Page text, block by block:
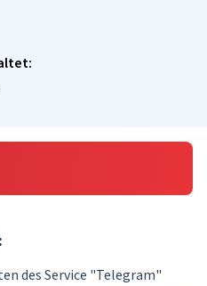
des Service "Telegram"